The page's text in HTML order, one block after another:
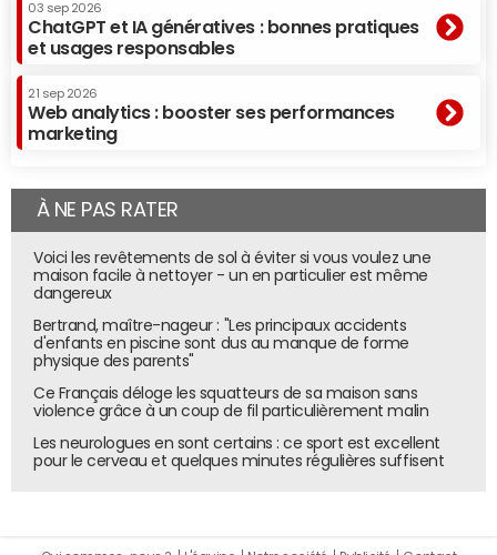
03 sep 2026
ChatGPT et IA génératives : bonnes pratiques
et usages responsables
21 sep 2026
Web analytics : booster ses performances
marketing
À NE PAS RATER
Voici les revêtements de sol à éviter si vous voulez une
maison facile à nettoyer - un en particulier est même
dangereux
Bertrand, maître-nageur : "Les principaux accidents
d'enfants en piscine sont dus au manque de forme
physique des parents"
Ce Français déloge les squatteurs de sa maison sans
violence grâce à un coup de fil particulièrement malin
Les neurologues en sont certains : ce sport est excellent
pour le cerveau et quelques minutes régulières suffisent